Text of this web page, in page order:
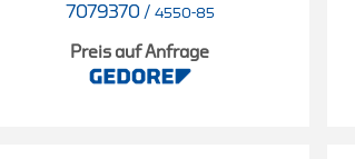
7079370 / 4550-85
Preis auf Anfrage